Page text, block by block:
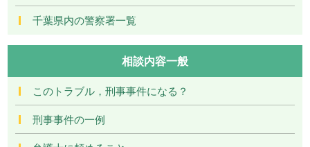
千葉県内の警察署一覧
相談内容一般
このトラブル，刑事事件になる？
刑事事件の一例